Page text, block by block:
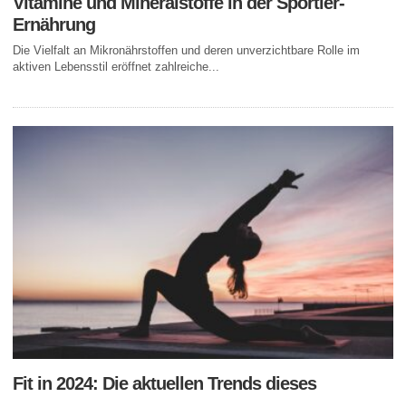
Ernährung
Die Vielfalt an Mikronährstoffen und deren unverzichtbare Rolle im
aktiven Lebensstil eröffnet zahlreiche...
Fit in 2024: Die aktuellen Trends dieses